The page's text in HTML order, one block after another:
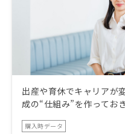
出産や育休でキャリアが
成の“仕組み”を作ってお
購入時データ